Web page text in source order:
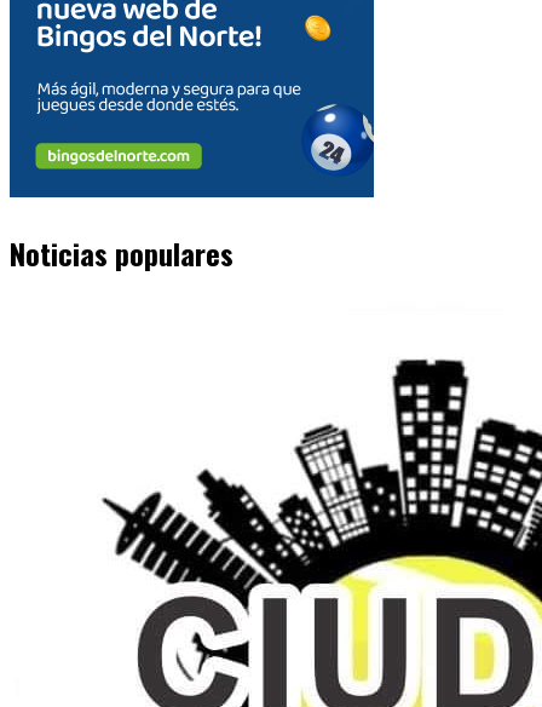
Noticias populares